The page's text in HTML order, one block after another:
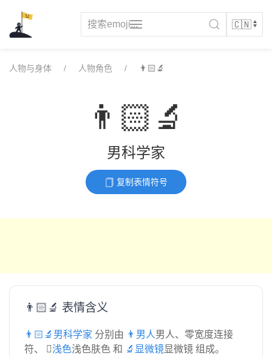
content
人物与身体 人物角色 👨🏻‍🔬
👨🏻‍🔬
男科学家
复制表情符号
👨🏻‍🔬 表情含义
👨🏻‍🔬男科学家 分别由 👨男人男人、零宽度连接
符、🏻浅色浅色肤色 和 🔬显微镜显微镜 组成。